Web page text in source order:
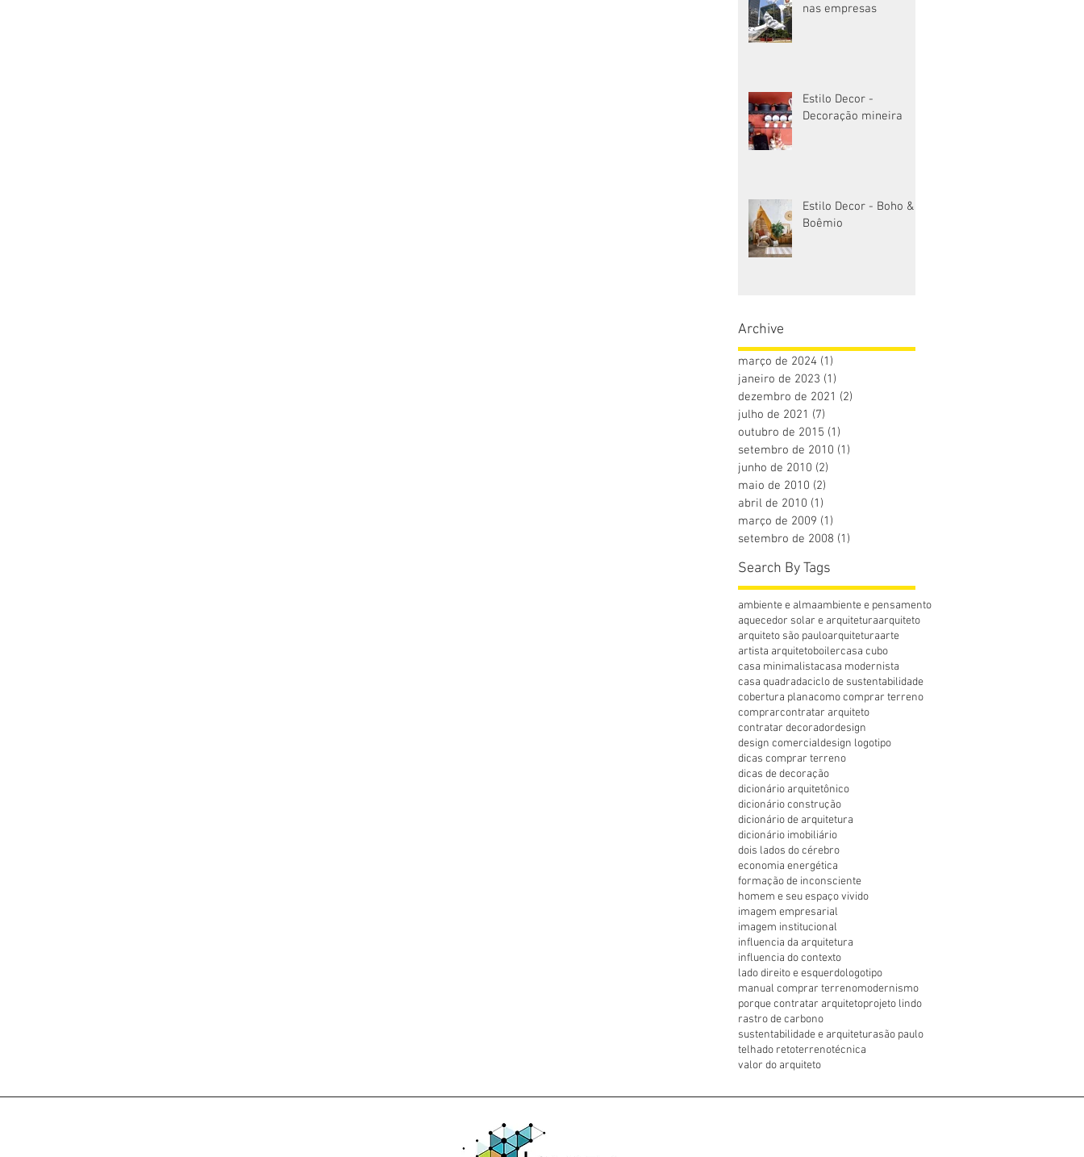
nas empresas
Estilo Decor -
Decoração mineira
Estilo Decor - Boho &
Boêmio
Archive
março de 2024 (1)
janeiro de 2023 (1)
dezembro de 2021 (2)
julho de 2021 (7)
outubro de 2015 (1)
setembro de 2010 (1)
junho de 2010 (2)
maio de 2010 (2)
abril de 2010 (1)
março de 2009 (1)
setembro de 2008 (1)
Search By Tags
ambiente e almaambiente e pensamento
aquecedor solar e arquiteturaarquiteto
arquiteto são pauloarquiteturaarte
artista arquitetoboilercasa cubo
casa minimalistacasa modernista
casa quadradaciclo de sustentabilidade
cobertura planacomo comprar terreno
comprarcontratar arquiteto
contratar decoradordesign
design comercialdesign logotipo
dicas comprar terreno
dicas de decoração
dicionário arquitetônico
dicionário construção
dicionário de arquitetura
dicionário imobiliário
dois lados do cérebro
economia energética
formação de inconsciente
homem e seu espaço vivido
imagem empresarial
imagem institucional
influencia da arquitetura
influencia do contexto
lado direito e esquerdologotipo
manual comprar terrenomodernismo
porque contratar arquitetoprojeto lindo
rastro de carbono
sustentabilidade e arquiteturasão paulo
telhado retoterrenotécnica
valor do arquiteto